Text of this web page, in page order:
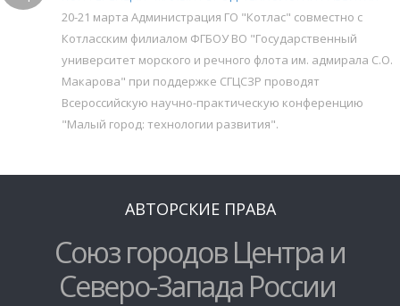
20-21 марта Администрация ГО "Котлас" совместно с
Котласским филиалом ФГБОУ ВО "Государственный
университет морского и речного флота им. адмирала С.О.
Макарова" при поддержке СГЦСЗР проводят
Всероссийскую научно-практическую конференцию
"Малый город: технологии развития".
АВТОРСКИЕ ПРАВА
Союз городов Центра и
Северо-Запада России